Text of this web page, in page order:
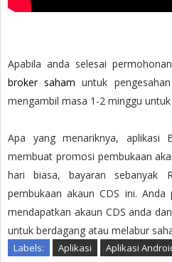
Apabila anda selesai
broker saham untuk
mengambil masa 1-2 minggu untuk
Apa yang menariknya, aplikasi
membuat promosi pembukaan
hari biasa, bayaran sebanyak
pembukaan akaun CDS ini.
mendapatkan akaun CDS anda
untuk berdagang atau melabur
Labels: Aplikasi Aplikasi